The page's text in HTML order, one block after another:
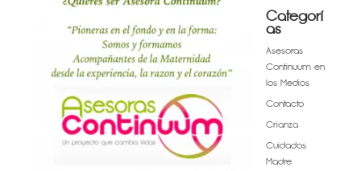
Categorí
as
Asesoras
Continuum en
los Medios
Contacto
Crianza
Cuidados
Madre